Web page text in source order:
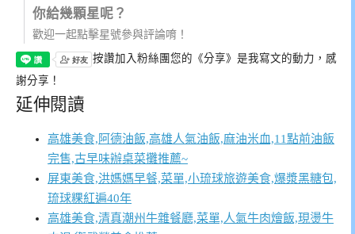
你給幾顆星呢？
歡迎一起點擊星號參與評論唷！
按讚加入粉絲團您的《分享》是我寫文的動力，感
謝分享！
延伸閱讀
高雄美食,阿德油飯,高雄人氣油飯,麻油米血,11點前油飯
完售,古早味辦桌菜攤推薦~
屏東美食,洪媽媽早餐,菜單,小琉球旅遊美食,爆漿黑糖包,
琉球粿紅遍40年
高雄美食,清真潮州牛雜餐廳,菜單,人氣牛肉燴飯,現燙牛